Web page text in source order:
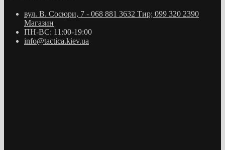
вул. В. Сосюри, 7 - 068 881 3632 Тир; 099 320 2390
Магазин
ПН-ВС: 11:00-19:00
info@tactica.kiev.ua